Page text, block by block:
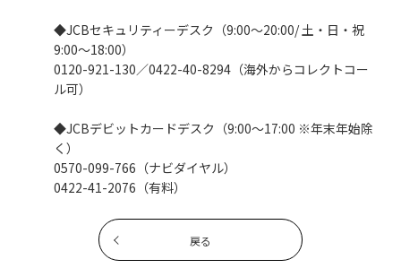
◆JCBセキュリティーデスク（9:00～20:00/ 土・日・祝
9:00～18:00）
0120-921-130／0422-40-8294（海外からコレクトコー
ル可）
◆JCBデビットカードデスク（9:00～17:00 ※年末年始除
く）
0570-099-766（ナビダイヤル）
0422-41-2076（有料）
戻る